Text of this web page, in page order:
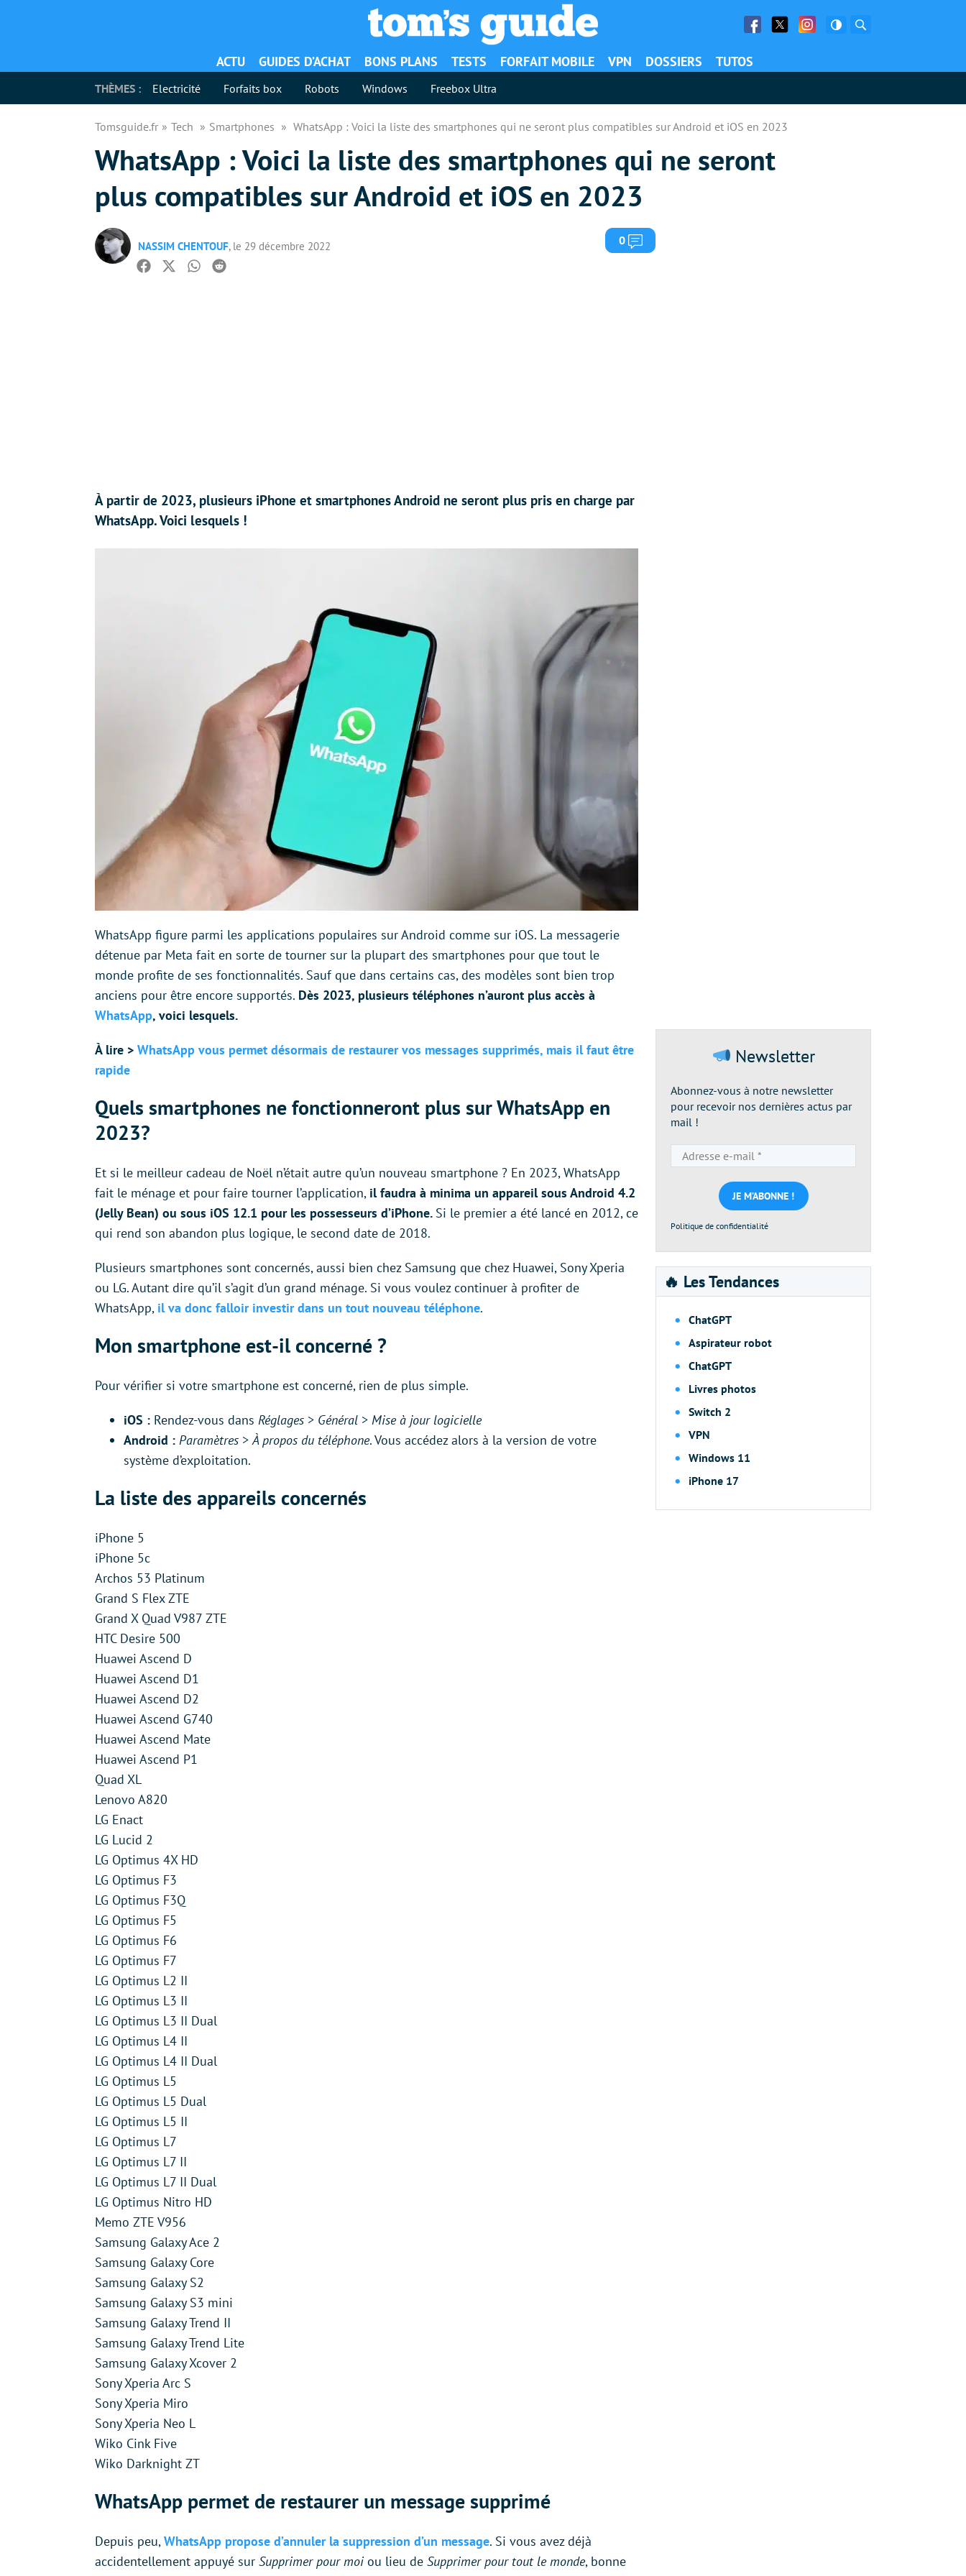
Facebook
Twitter Facebook
ACTU GUIDES D’ACHAT BONS PLANS TESTS FORFAIT MOBILE VPN DOSSIERS TUTOS
THÈMES : Electricité Forfaits box Robots Windows Freebox Ultra
Tomsguide.fr Tech Smartphones WhatsApp : Voici la liste des smartphones qui ne seront plus compatibles sur Android et iOS en 2023
WhatsApp : Voici la liste des smartphones qui ne seront
plus compatibles sur Android et iOS en 2023
NASSIM CHENTOUF, le 29 décembre 2022 0 Commentaires
Facebook
TwitterWhatsapp
Reddit
À partir de 2023, plusieurs iPhone et smartphones Android ne seront plus pris en charge par
WhatsApp. Voici lesquels !
WhatsApp figure parmi les applications populaires sur Android comme sur iOS. La messagerie
détenue par Meta fait en sorte de tourner sur la plupart des smartphones pour que tout le
monde profite de ses fonctionnalités. Sauf que dans certains cas, des modèles sont bien trop
anciens pour être encore supportés. Dès 2023, plusieurs téléphones n’auront plus accès à
WhatsApp, voici lesquels.
À lire > WhatsApp vous permet désormais de restaurer vos messages supprimés, mais il faut être
rapide
Quels smartphones ne fonctionneront plus sur WhatsApp en
2023?
Et si le meilleur cadeau de Noël n’était autre qu’un nouveau smartphone ? En 2023, WhatsApp
fait le ménage et pour faire tourner l’application, il faudra à minima un appareil sous Android 4.2
(Jelly Bean) ou sous iOS 12.1 pour les possesseurs d’iPhone. Si le premier a été lancé en 2012, ce
qui rend son abandon plus logique, le second date de 2018.
Plusieurs smartphones sont concernés, aussi bien chez Samsung que chez Huawei, Sony Xperia
ou LG. Autant dire qu’il s’agit d’un grand ménage. Si vous voulez continuer à profiter de
WhatsApp, il va donc falloir investir dans un tout nouveau téléphone.
Mon smartphone est-il concerné ?
Pour vérifier si votre smartphone est concerné, rien de plus simple.
iOS : Rendez-vous dans Réglages > Général > Mise à jour logicielle
Android : Paramètres > À propos du téléphone. Vous accédez alors à la version de votre
système d’exploitation.
La liste des appareils concernés
iPhone 5
iPhone 5c
Archos 53 Platinum
Grand S Flex ZTE
Grand X Quad V987 ZTE
HTC Desire 500
Huawei Ascend D
Huawei Ascend D1
Huawei Ascend D2
Huawei Ascend G740
Huawei Ascend Mate
Huawei Ascend P1
Quad XL
Lenovo A820
LG Enact
LG Lucid 2
LG Optimus 4X HD
LG Optimus F3
LG Optimus F3Q
LG Optimus F5
LG Optimus F6
LG Optimus F7
LG Optimus L2 II
LG Optimus L3 II
LG Optimus L3 II Dual
LG Optimus L4 II
LG Optimus L4 II Dual
LG Optimus L5
LG Optimus L5 Dual
LG Optimus L5 II
LG Optimus L7
LG Optimus L7 II
LG Optimus L7 II Dual
LG Optimus Nitro HD
Memo ZTE V956
Samsung Galaxy Ace 2
Samsung Galaxy Core
Samsung Galaxy S2
Samsung Galaxy S3 mini
Samsung Galaxy Trend II
Samsung Galaxy Trend Lite
Samsung Galaxy Xcover 2
Sony Xperia Arc S
Sony Xperia Miro
Sony Xperia Neo L
Wiko Cink Five
Wiko Darknight ZT
WhatsApp permet de restaurer un message supprimé
Depuis peu, WhatsApp propose d’annuler la suppression d’un message. Si vous avez déjà
accidentellement appuyé sur Supprimer pour moi ou lieu de Supprimer pour tout le monde, bonne
Newsletter
Abonnez-vous à notre newsletter
pour recevoir nos dernières actus par
mail !
e-
mail
*
Politique de confidentialité
🔥 Les Tendances
ChatGPT
Aspirateur robot
ChatGPT
Livres photos
Switch 2
VPN
Windows 11
iPhone 17